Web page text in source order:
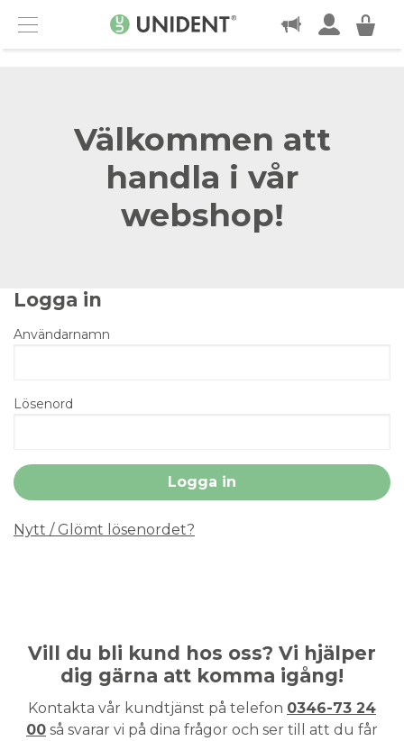
Menu
KONTAKT
Välkommen att
handla i vår
webshop!
Logga in
Användarnamn
Lösenord
Nytt / Glömt lösenordet?
Vill du bli kund hos oss? Vi hjälper
dig gärna att komma igång!
Kontakta vår kundtjänst på telefon 0346-73 24
00 så svarar vi på dina frågor och ser till att du får